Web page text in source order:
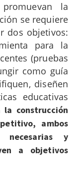
la
se requiere
dos objetivos:
para la
(pruebas
como guía
diseñen
educativas
la construcción
ambos
necesarias y
a objetivos